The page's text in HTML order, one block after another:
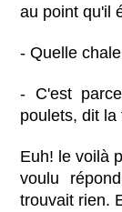
au point qu'il
- Quelle
- C'est
poulets, dit la
Euh! le voilà
voulu
trouvait rien.